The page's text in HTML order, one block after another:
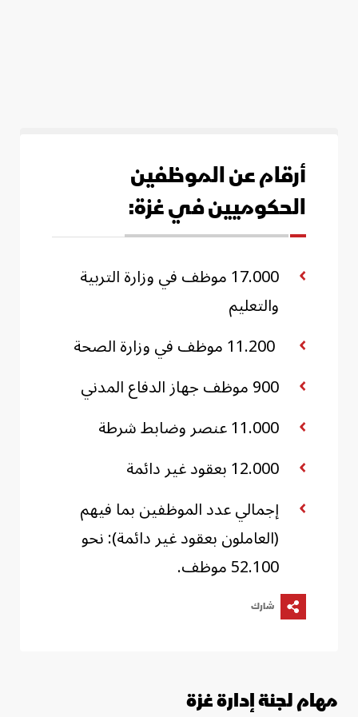
أرقام عن الموظفين
الحكوميين في غزة:
17.000 موظف في وزارة التربية
والتعليم
900 موظف جهاز الدفاع المدني
11.000 عنصر وضابط شرطة
12.000 بعقود غير دائمة
إجمالي عدد الموظفين بما فيهم
(العاملون بعقود غير دائمة): نحو
52.100 موظف.
شارك
مهام لجنة إدارة غزة